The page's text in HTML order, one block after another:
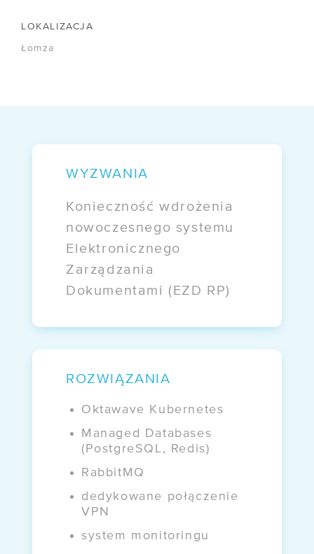
/ Akcjonariusze
OFERTY
/ Darmowa migracja
/ EZD RP
WDROŻENIA
Case study:
Kto naprawdę
kontroluje Twoje dane?
LOKALIZACJA
Łomża
WYZWANIA
Konieczność wdrożenia
nowoczesnego systemu
Elektronicznego
Zarządzania
Dokumentami (EZD RP)
ROZWIĄZANIA
Oktawave Kubernetes
Managed Databases
(PostgreSQL, Redis)
RabbitMQ
dedykowane połączenie
VPN
system monitoringu